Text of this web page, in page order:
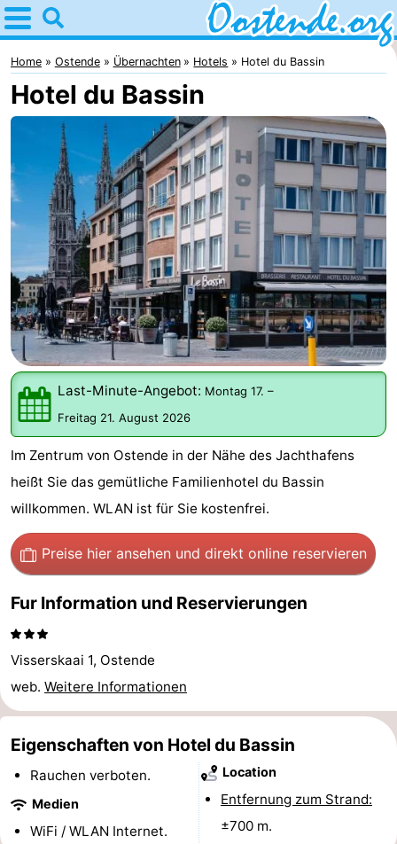
Home
Oostende
Tipps
kindern
Übernachten
Appartements
Campingplätze
Ferienhäuser
-
Breeduyn
Village
-
Hippodroom
Hotels
Zimmer
(mit
Frühstück)
Lastminutes
Strand
Sehen
tun
Museen
-
Denkmäler
Kirchen
-
Aussichtspunkte
Attraktionen
Home Ostende Übernachten Hotels Hotel du Bassin
Hotel du Bassin
Last-Minute-Angebot: Montag 17. –
Freitag 21. August 2026
Im Zentrum von Ostende in der Nähe des Jachthafens
heißt Sie das gemütliche Familienhotel du Bassin
willkommen. WLAN ist für Sie kostenfrei.
Preise hier ansehen und direkt online reservieren
Fur Information und Reservierungen
Visserskaai 1, Ostende
web. Weitere Informationen
Eigenschaften von Hotel du Bassin
Rauchen verboten.
Medien
WiFi / WLAN Internet.
Location
Entfernung zum Strand:
±700 m.